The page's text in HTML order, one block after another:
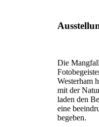
Die
Westerham
mit der
laden den
eine
begeben.